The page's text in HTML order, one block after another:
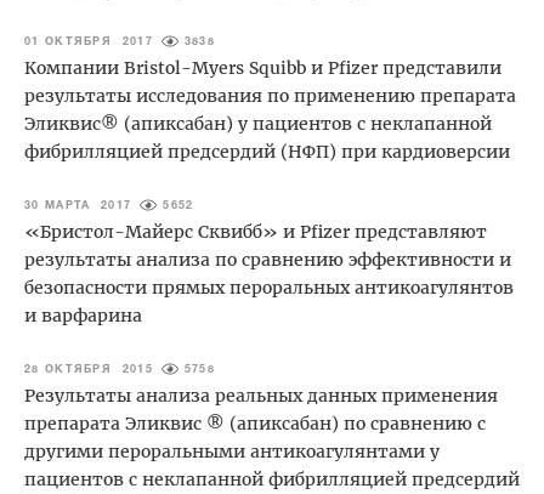
01 ОКТЯБРЯ 2017 3838
Компании Bristol-Myers Squibb и Pfizer представили
результаты исследования по применению препарата
Эликвис® (апиксабан) у пациентов с неклапанной
фибрилляцией предсердий (НФП) при кардиоверсии
30 МАРТА 2017 5652
«Бристол-Майерс Сквибб» и Pfizer представляют
результаты анализа по сравнению эффективности и
безопасности прямых пероральных антикоагулянтов
и варфарина
28 ОКТЯБРЯ 2015 5758
Результаты анализа реальных данных применения
препарата Эликвис ® (апиксабан) по сравнению с
другими пероральными антикоагулянтами у
пациентов с неклапанной фибрилляцией предсердий